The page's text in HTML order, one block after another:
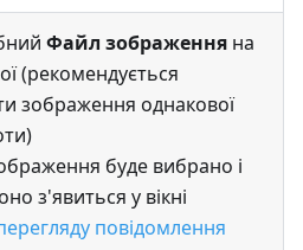
Файл зображення на
(рекомендується
зображення однакової
буде вибрано і
з'явиться у вікні
повідомлення